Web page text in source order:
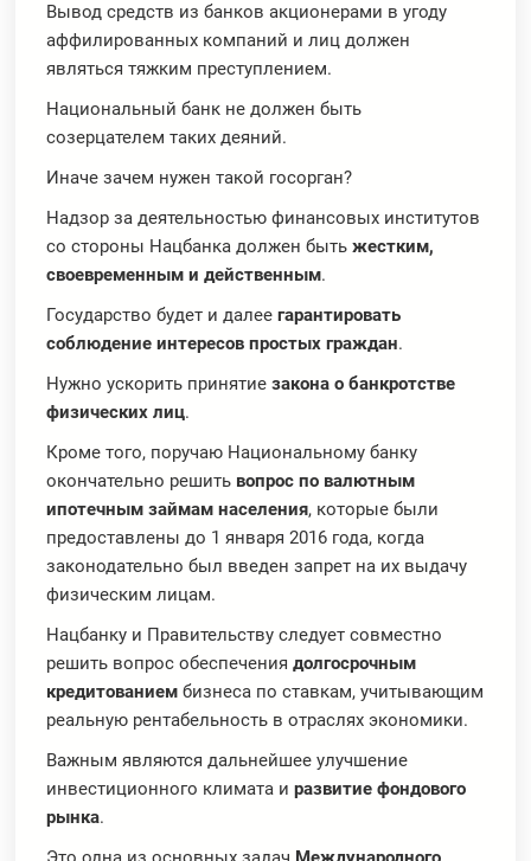
Вывод средств из банков акционерами в угоду
аффилированных компаний и лиц должен
являться тяжким преступлением.
Национальный банк не должен быть
созерцателем таких деяний.
Иначе зачем нужен такой госорган?
Надзор за деятельностью финансовых институтов
со стороны Нацбанка должен быть жестким,
своевременным и действенным.
Государство будет и далеегарантировать
соблюдение интересов простых граждан.
Нужно ускорить принятиезакона о банкротстве
физических лиц.
Кроме того, поручаю Национальному банку
окончательно решить вопрос по валютным
ипотечным займам населения, которые были
предоставлены до 1 января 2016 года, когда
законодательно был введен запрет на их выдачу
физическим лицам.
Нацбанку и Правительству следует совместно
решить вопрос обеспечениядолгосрочным
кредитованием бизнеса по ставкам, учитывающим
реальную рентабельность в отраслях экономики.
Важным являются дальнейшее улучшение
инвестиционного климата иразвитие фондового
рынка.